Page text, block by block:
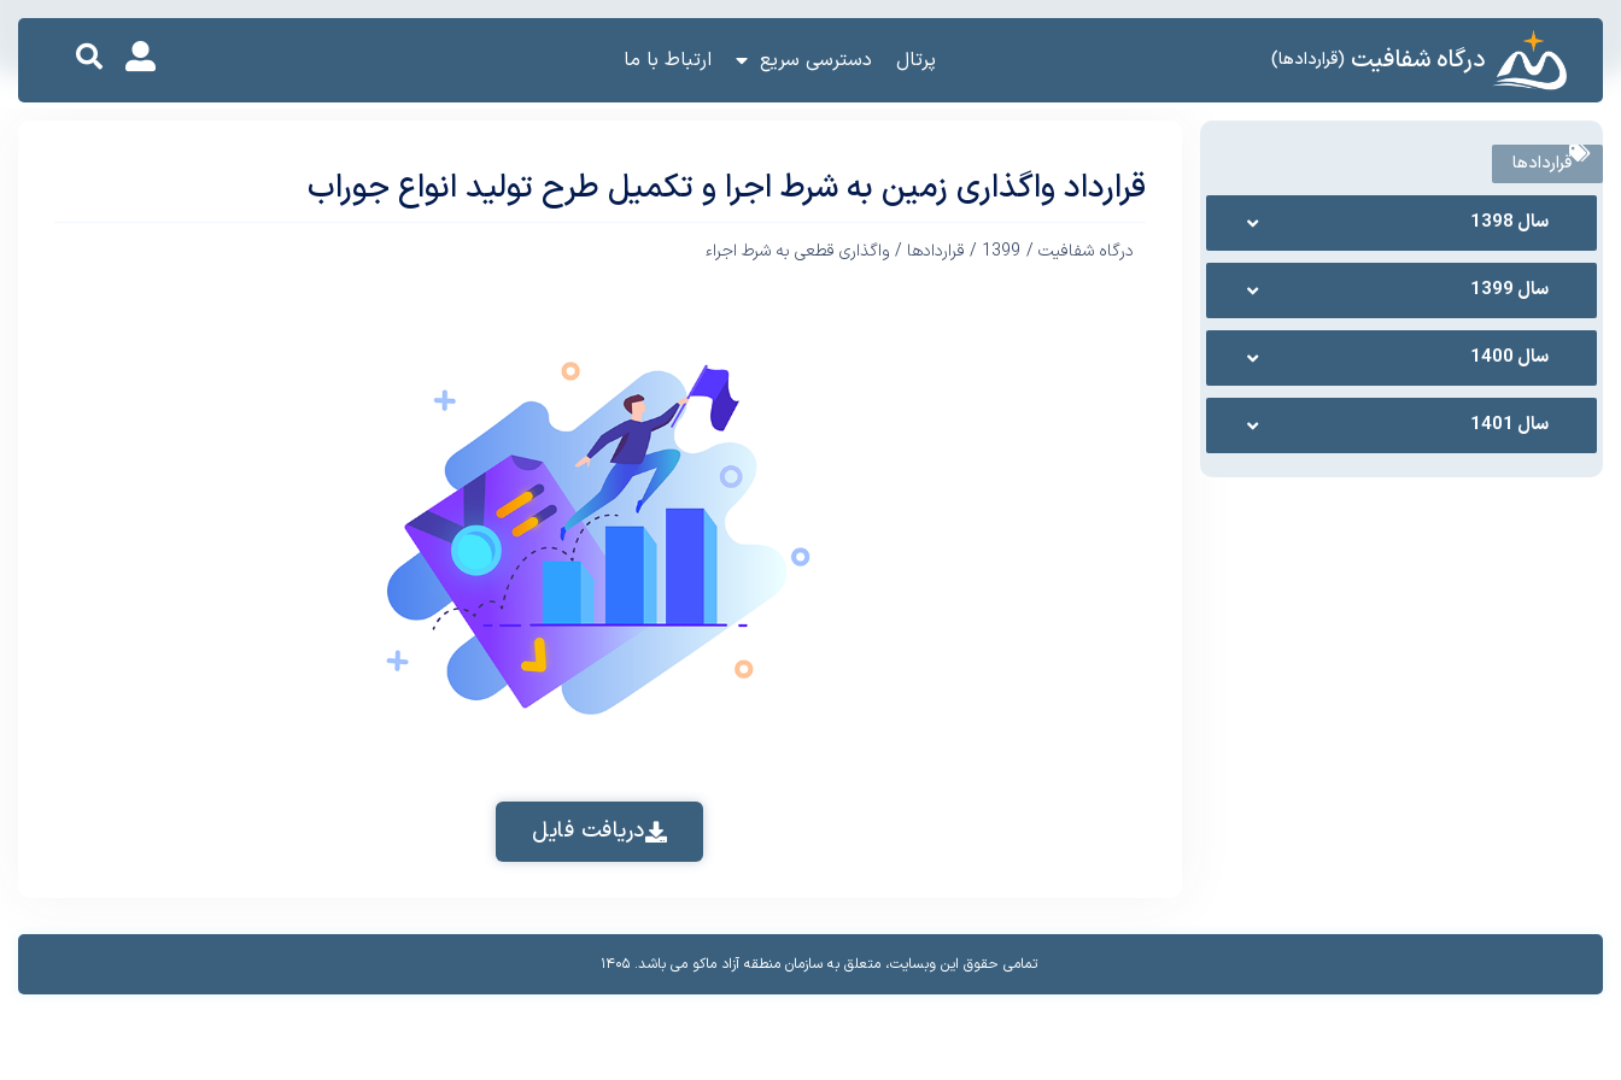
درگاه شفافیت (قراردادها) پرتال دسترسی سریع ارتباط با ما
قراردادها
سال 1398
سال 1399
سال 1400
سال 1401
قرارداد واگذاری زمین به شرط اجرا و تکمیل طرح تولید انواع جوراب
درگاه شفافیت / 1399
/ قراردادها / واگذاری قطعی به شرط اجراء
دریافت فایل
تمامی حقوق این وبسایت، متعلق به سازمان منطقه آزاد ماکو می باشد.​ ۱۴۰۵